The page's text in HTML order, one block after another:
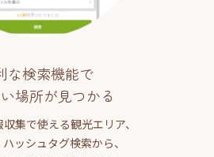
な検索機能で
場所が見つかる
集で使える観光エリア、
ッシュタグ検索から、